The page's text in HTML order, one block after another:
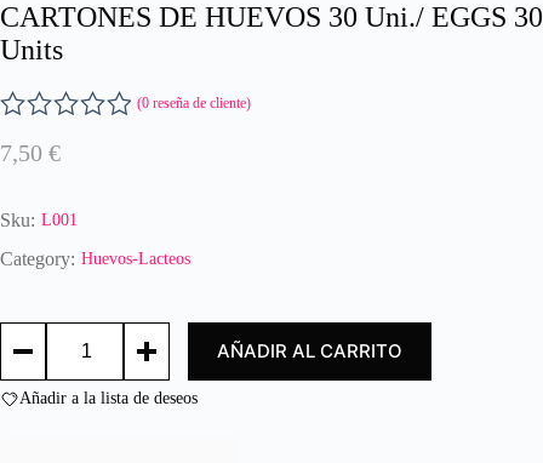
CARTONES DE HUEVOS 30 Uni./ EGGS 30
Units
V
a
o
a
n
0
(0 reseña de cliente)
7,50 €
Sku: L001
Category: Huevos-Lacteos
DE
30
AÑADIR AL CARRITO
Añadir a la lista de deseos